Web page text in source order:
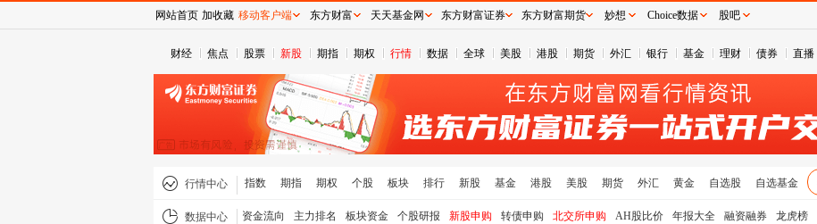
财经 焦点 股票 新股 期指 期权 行情 数据 全球 美股 港股 期货 外汇 银行 基金 理财 债券 直播
行情中心 指数 期指 期权 个股 板块 排行 新股 基金 港股 美股 期货 外汇 黄金 自选股 自选基金
数据中心 资金流向 主力排名 板块资金 个股研报 新股申购 转债申购 北交所申购 AH股比价 年报大全 融资融券 龙虎榜
网站首页 加收藏 移动客户端 东方财富 天天基金网 东方财富证券 东方财富期货 妙想 Choice数据 股吧